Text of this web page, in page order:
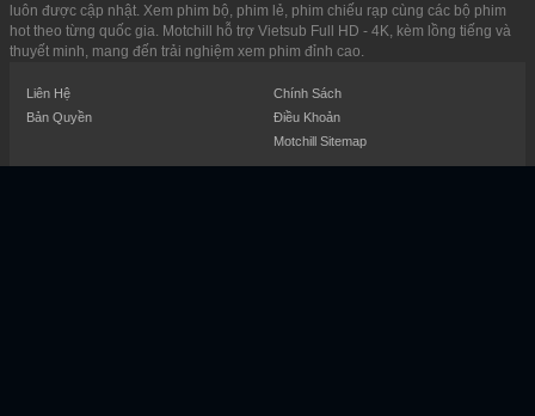
luôn được cập nhật. Xem phim bộ, phim lẻ, phim chiếu rạp cùng các bộ phim
hot theo từng quốc gia. Motchill hỗ trợ Vietsub Full HD - 4K, kèm lồng tiếng và
thuyết minh, mang đến trải nghiệm xem phim đỉnh cao.
Liên Hệ
Bản Quyền
Chính Sách
Điều Khoản
Motchill Sitemap